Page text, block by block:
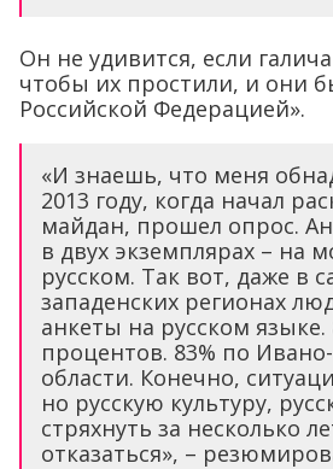
Он не удивится, если
чтобы их простили, и они
Российской Федерацией».
«И знаешь, что меня
2013 году, когда начал
майдан, прошел опрос.
в двух экземплярах – на
русском. Так вот, даже в
западенских регионах
анкеты на русском языке.
процентов. 83% по
области. Конечно,
но русскую культуру,
стряхнуть за несколько
отказаться», –